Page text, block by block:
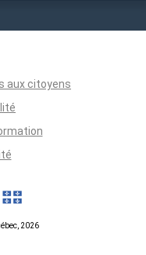
aux citoyens
2026